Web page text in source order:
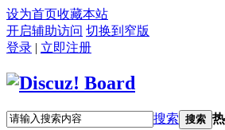
设为首页收藏本站
开启辅助访问 切换到窄版
登录 | 立即注册
搜索 搜索